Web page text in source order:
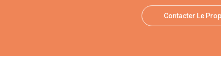
Contacter Le